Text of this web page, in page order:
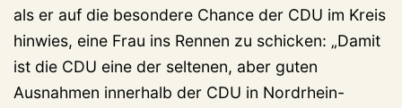
als er auf die besondere Chance der CDU im Kreis
hinwies, eine Frau ins Rennen zu schicken: „Damit
ist die CDU eine der seltenen, aber guten
Ausnahmen innerhalb der CDU in Nordrhein-